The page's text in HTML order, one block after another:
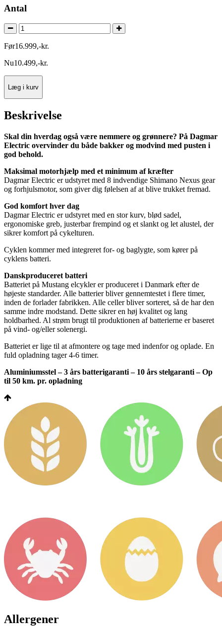
Antal
Før16.999,-kr.
Nu10.499,-kr.
Læg i kurv
Beskrivelse
Skal din hverdag også være nemmere og grønnere? På Dagmar
Electric overvinder du både bakker og modvind med pusten i
god behold.
Maksimal motorhjælp med et minimum af kræfter
Dagmar Electric er udstyret med 8 indvendige Shimano Nexus gear
og forhjulsmotor, som giver dig følelsen af at blive trukket fremad.
God komfort hver dag
Dagmar Electric er udstyret med en stor kurv, blød sadel,
ergonomiske greb, justerbar frempind og et slankt og let alustel, der
sikrer komfort på cykelturen.
Cyklen kommer med integreret for- og baglygte, som kører på
cyklens batteri.
Danskproduceret batteri
Batteriet på Mustang elcykler er produceret i Danmark efter de
højeste standarder. Alle batterier bliver gennemtestet i flere timer,
inden de forlader fabrikken. Alle celler bliver sorteret, så de har den
samme indre modstand. Dette sikrer en høj kvalitet og lang
holdbarhed. Al strøm brugt til produktionen af batterierne er baseret
på vind- og/eller solenergi.
Batteriet er lige til at afmontere og tage med indenfor og oplade. En
fuld opladning tager 4-6 timer.
Aluminiumsstel – 3 års batterigaranti – 10 års stelgaranti – Op
til 50 km. pr. opladning
Allergener